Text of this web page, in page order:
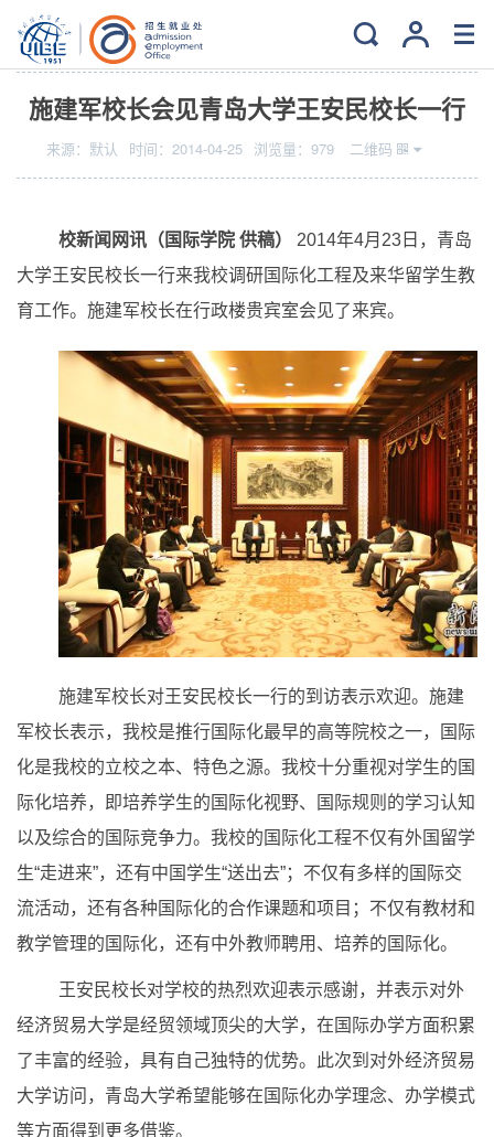
当前位置： 主页 >新闻中心
施建军校长会见青岛大学王安民校长一行
来源： 默认 时间： 2014-04-25 浏览量： 979 二维码
校新闻网讯（国际学院 供稿） 2014年4月23日，青岛
大学王安民校长一行来我校调研国际化工程及来华留学生教
育工作。施建军校长在行政楼贵宾室会见了来宾。
施建军校长对王安民校长一行的到访表示欢迎。施建
军校长表示，我校是推行国际化最早的高等院校之一，国际
化是我校的立校之本、特色之源。我校十分重视对学生的国
际化培养，即培养学生的国际化视野、国际规则的学习认知
以及综合的国际竞争力。我校的国际化工程不仅有外国留学
生“走进来”，还有中国学生“送出去”；不仅有多样的国际交
流活动，还有各种国际化的合作课题和项目；不仅有教材和
教学管理的国际化，还有中外教师聘用、培养的国际化。
王安民校长对学校的热烈欢迎表示感谢，并表示对外
经济贸易大学是经贸领域顶尖的大学，在国际办学方面积累
了丰富的经验，具有自己独特的优势。此次到对外经济贸易
大学访问，青岛大学希望能够在国际化办学理念、办学模式
等方面得到更多借鉴。